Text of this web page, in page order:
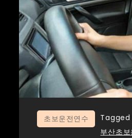
초보운전연수
부산초